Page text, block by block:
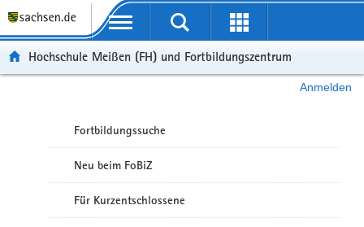
Portalübergreifende Navigation
Hochschule Meißen (FH) und Fortbildungszentrum
Anmelden
Fortbildungssuche
Neu beim FoBiZ
Für Kurzentschlossene